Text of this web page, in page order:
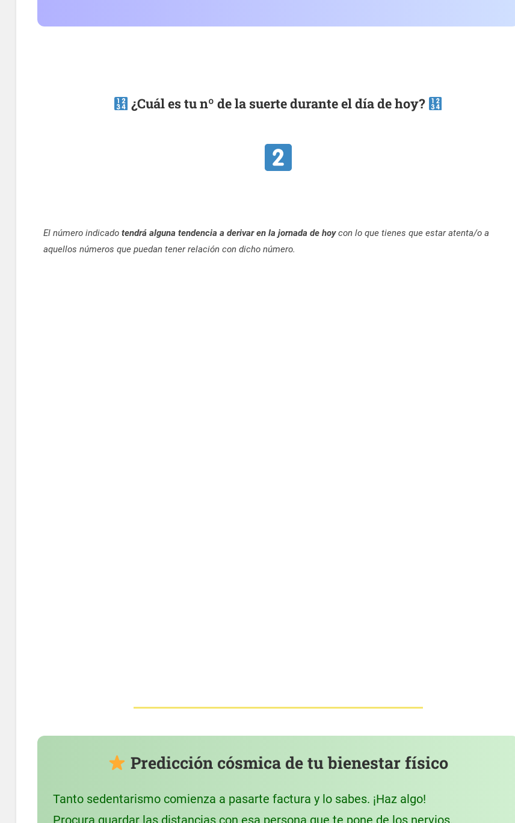
¿Cuál es tu nº de la suerte durante el día de hoy?
El número indicado tendrá alguna tendencia a derivar en la jornada de hoycon lo que tienes que estar atenta/o a
aquellos números que puedan tener relación con dicho número.
Predicción cósmica de tu bienestar físico
Tanto sedentarismo comienza a pasarte factura y lo sabes. ¡Haz algo!